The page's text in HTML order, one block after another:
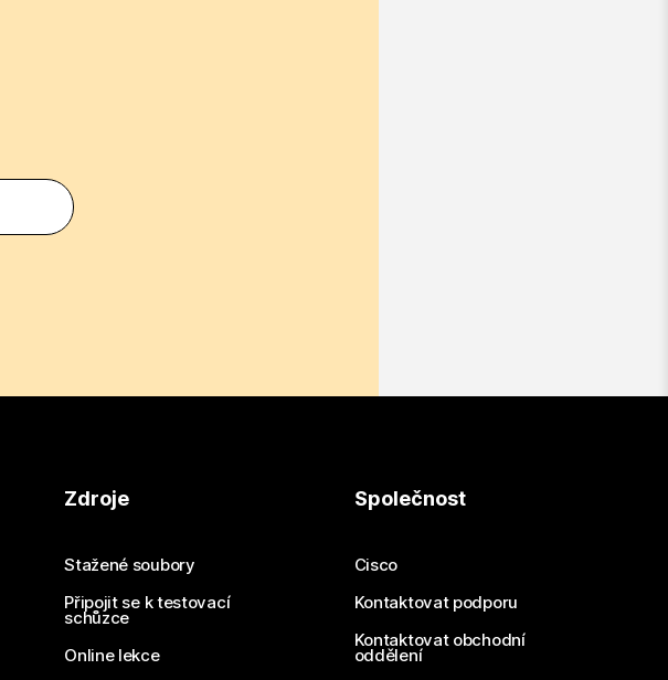
Zdroje
Stažené soubory
Připojit se k testovací
schůzce
Online lekce
Společnost
Cisco
Kontaktovat podporu
Kontaktovat obchodní
oddělení